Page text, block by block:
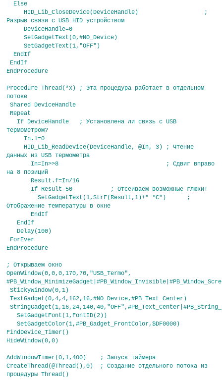
Else
HID_Lib_CloseDevice(DeviceHandle) ;
Разрыв связи с USB HID устройством
DeviceHandle=0
SetGadgetText(0,#NO_Device)
SetGadgetText(1,"OFF")
EndIf
EndIf
EndProcedure
Procedure Thread(*x) ; Эта процедура работает в отдельном
потоке
Shared DeviceHandle
Repeat
If DeviceHandle ; Установлена ли связь с USB
термометром?
In.l=0
HID_Lib_ReadDevice(DeviceHandle, @In, 3) ; Чтение
данных из USB термометра
In=In>>8 ; Сдвиг вправо
на 8 позиций
Result.f=In/16
If Result-50 ; Отсеиваем возможные глюки!
SetGadgetText(1,StrF(Result,1)+" °C") ;
Отображение температуры в окне
EndIf
EndIf
Delay(100)
ForEver
EndProcedure
; Открываем окно
OpenWindow(0,0,0,170,70,"USB_Termo",
StickyWindow(0,1)
TextGadget(0,4,4,162,16,#NO_Device,#PB_Text_Center)
SetGadgetFont(1,FontID(2))
SetGadgetColor(1,#PB_Gadget_FrontColor,$DF0000)
FindDevice_Timer()
HideWindow(0,0)
AddWindowTimer(0,1,400) ; Запуск таймера
CreateThread(@Thread(),0) ; Создание отдельного потока из
процедуры Thread()